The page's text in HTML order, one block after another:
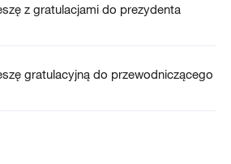
z gratulacjami do prezydenta
gratulacyjną do przewodniczącego